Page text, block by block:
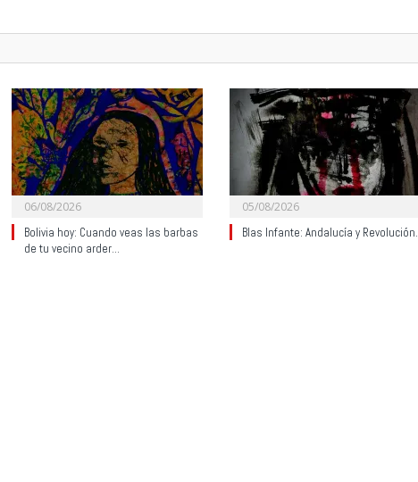
06/08/2026
Bolivia hoy: Cuando veas las barbas
de tu vecino arder…
05/08/2026
Blas Infante: Andalucía y Revolución.